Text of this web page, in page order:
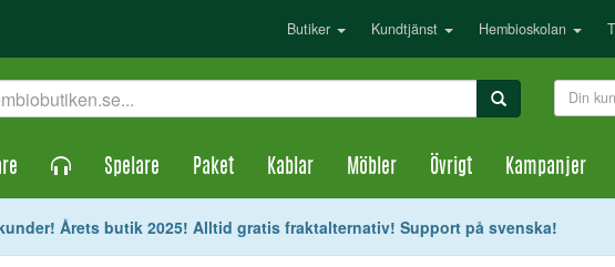
Butiker Kundtjänst Hembioskolan
Din
Spelare Paket Kablar Möbler Övrigt Kampanjer
Årets butik 2025! Alltid gratis fraktalternativ! Support på svenska!